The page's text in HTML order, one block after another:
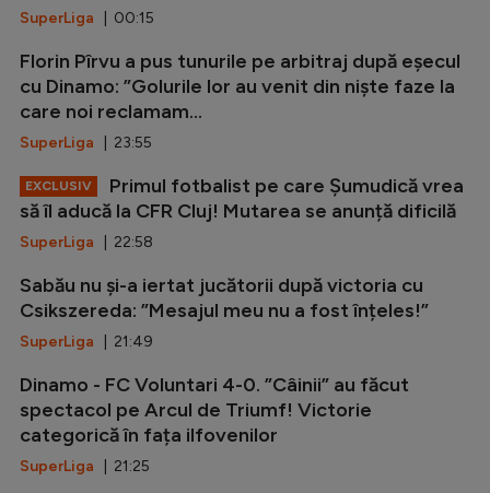
SuperLiga | 00:15
Florin Pîrvu a pus tunurile pe arbitraj după eșecul
cu Dinamo: ”Golurile lor au venit din niște faze la
care noi reclamam...
SuperLiga | 23:55
EXCLUSIV
Primul fotbalist pe care Șumudică vrea
să îl aducă la CFR Cluj! Mutarea se anunță dificilă
SuperLiga | 22:58
Sabău nu și-a iertat jucătorii după victoria cu
Csikszereda: ”Mesajul meu nu a fost înțeles!”
SuperLiga | 21:49
Dinamo - FC Voluntari 4-0. ”Câinii” au făcut
spectacol pe Arcul de Triumf! Victorie
categorică în fața ilfovenilor
SuperLiga | 21:25